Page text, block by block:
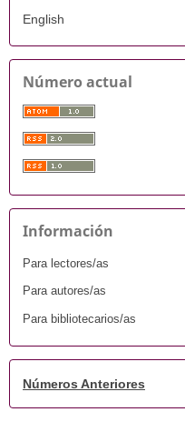
English
Número actual
Información
Para lectores/as
Para autores/as
Para bibliotecarios/as
Números Anteriores